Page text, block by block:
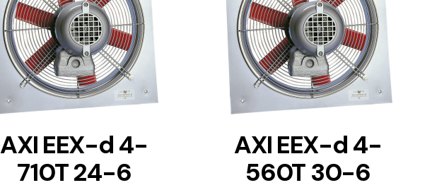
DETAILS
AXI EEX-d 4-
710T 24-6
DETAILS
AXI EEX-d 4-
560T 30-6